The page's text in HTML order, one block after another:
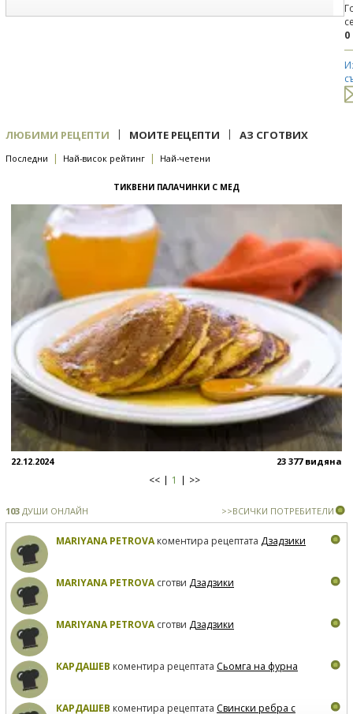
0
ЛЮБИМИ РЕЦЕПТИ | МОИТЕ РЕЦЕПТИ | АЗ СГОТВИХ
Последни | Най-висок рейтинг | Най-четени
ТИКВЕНИ ПАЛАЧИНКИ С МЕД
22.12.2024 23 377 видяна
<< 1 >>
103 ДУШИ ОНЛАЙН >>ВСИЧКИ ПОТРЕБИТЕЛИ
MARIYANA PETROVAкоментира рецептата Дзадзики
MARIYANA PETROVAсготви Дзадзики
MARIYANA PETROVAсготви Дзадзики
КАРДАШЕВ коментира рецептата Сьомга на фурна
КАРДАШЕВ коментира рецептата Свински ребра с